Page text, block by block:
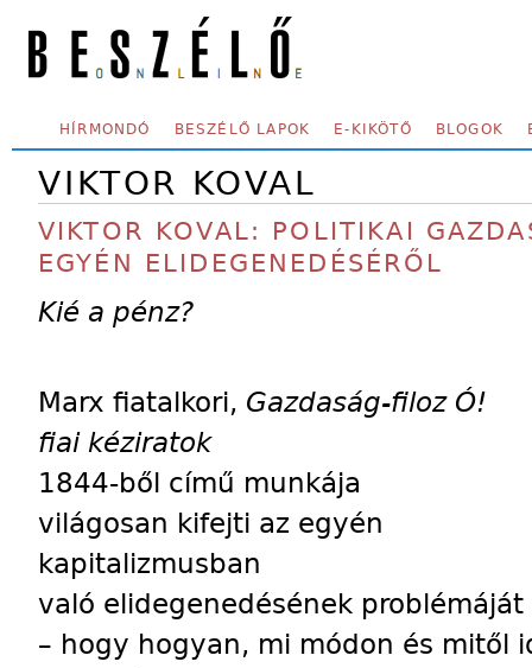
SECONDARY MENU
HÍRMONDÓ BESZÉLŐ LAPOK E-KIKÖTŐ BLOGOK
VIKTOR KOVAL
VIKTOR KOVAL: POLITIKAI
EGYÉN ELIDEGENEDÉSÉRŐL
Kié a pénz?
Marx fiatalkori, Gazdaság-filoz Ó!
fiai kéziratok
1844-ből című munkája
világosan kifejti az egyén
kapitalizmusban
való elidegenedésének problémáját
– hogy hogyan, mi módon és mitől